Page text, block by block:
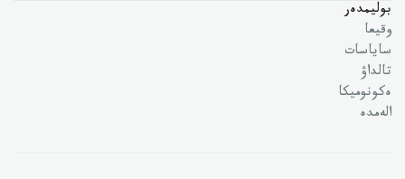
بوليمدەر
وقيعا
ساياسات
تالداۋ
ەكونوميكا
الەمدە